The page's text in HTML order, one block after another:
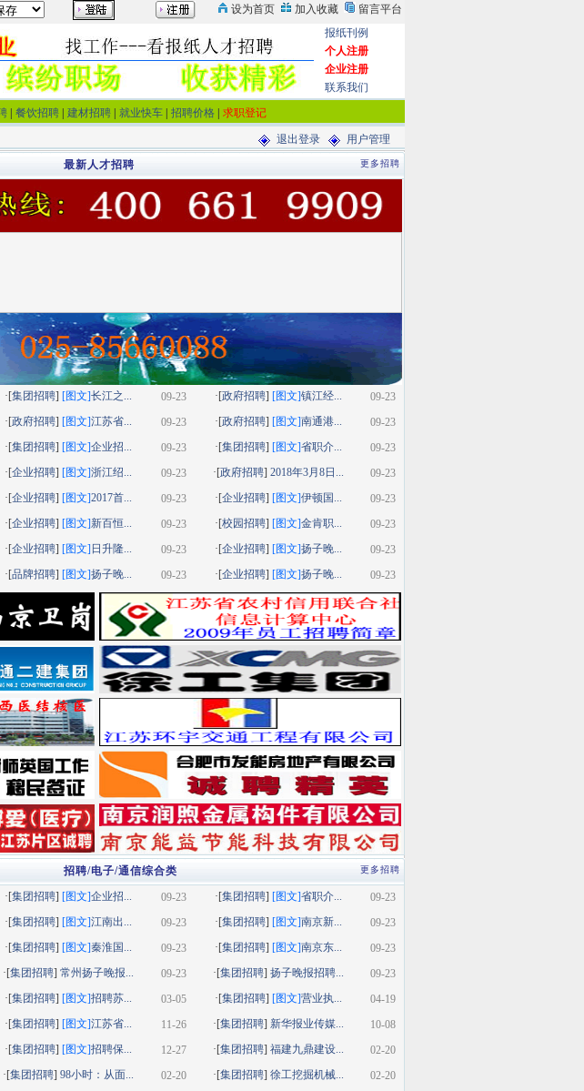
报纸刊例
个人注册
企业注册
联系我们
餐饮招聘 建材招聘 就业快车 招聘价格 求职登记
退出登录 用户管理
更多招聘
最新人才招聘
09-23
·[集团招聘] [图文]长江之... 09-23
·[政府招聘] [图文]镇江经...
09-23
·[政府招聘] [图文]江苏省... 09-23
·[政府招聘] [图文]南通港...
09-23
·[集团招聘] [图文]企业招... 09-23
·[集团招聘] [图文]省职介...
09-23
·[企业招聘] [图文]浙江绍... 09-23
·[政府招聘] 2018年3月8日...
09-23
·[企业招聘] [图文]2017首... 09-23
·[企业招聘] [图文]伊顿国...
09-23
·[企业招聘] [图文]新百恒... 09-23
·[校园招聘] [图文]金肯职...
09-23
·[企业招聘] [图文] 日升隆... 09-23
·[企业招聘] [图文]扬子晚...
09-23
·[品牌招聘] [图文]扬子晚... 09-23
·[企业招聘] [图文]扬子晚...
更多招聘
招聘/电子/通信综合类
09-23
·[集团招聘] [图文]企业招... 09-23
·[集团招聘] [图文]省职介...
09-23
·[集团招聘] [图文]江南出... 09-23
·[集团招聘] [图文]南京新...
09-23
·[集团招聘] [图文]秦淮国... 09-23
·[集团招聘] [图文]南京东...
09-23
·[集团招聘]常州扬子晚报... 09-23
·[集团招聘] 扬子晚报招聘...
03-05
·[集团招聘] [图文]招聘苏... 04-19
·[集团招聘] [图文]营业执...
11-26
·[集团招聘] [图文]江苏省... 10-08
·[集团招聘] 新华报业传媒...
12-27
·[集团招聘] [图文]招聘保... 02-20
·[集团招聘] 福建九鼎建设...
02-20
·[集团招聘]98小时：从面... 02-20
·[集团招聘] 徐工挖掘机械...